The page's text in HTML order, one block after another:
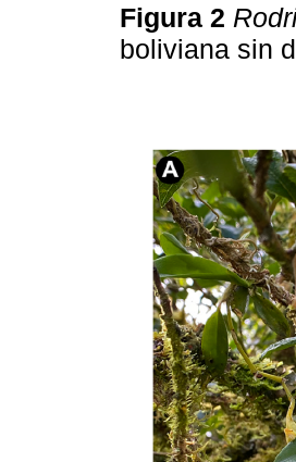
Figura 2
boliviana sin